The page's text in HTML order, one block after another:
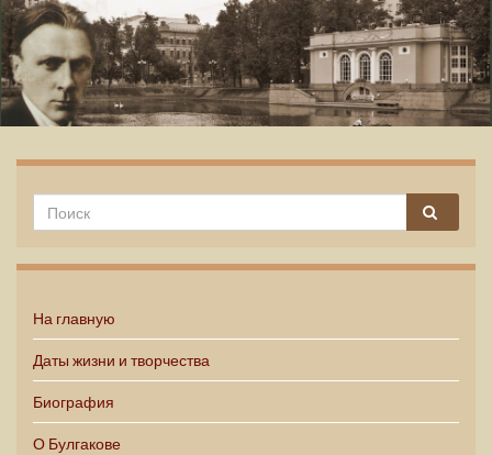
На главную
Даты жизни и творчества
Биография
О Булгакове